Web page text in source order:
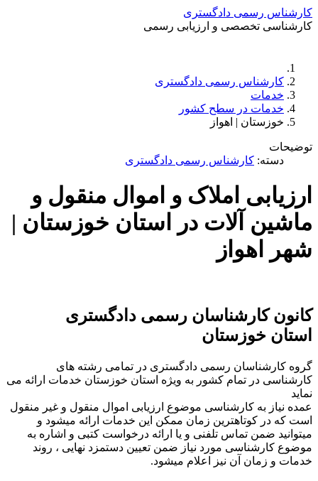
کارشناس رسمی دادگستری
کارشناسی تخصصی و ارزیابی رسمی
کارشناس رسمی دادگستری
خدمات
خدمات در سطح کشور
خوزستان | اهواز
توضیحات
دسته: کارشناس رسمی دادگستری
ارزیابی املاک و اموال منقول و
ماشین آلات در استان خوزستان |
شهر اهواز
کانون کارشناسان رسمی دادگستری
استان خوزستان
گروه کارشناسان رسمی دادگستری در تمامی رشته های
کارشناسی در تمام کشور به ویژه استان خوزستان خدمات ارائه می
نماید
عمده نیاز به کارشناسی موضوع ارزیابی اموال منقول و غیر منقول
است که در کوتاهترین زمان ممکن این خدمات ارائه میشود و
میتوانید ضمن تماس تلفنی و یا ارائه درخواست کتبی و اشاره به
موضوع کارشناسی مورد نیاز ضمن تعیین دستمزد نهایی ، روند
خدمات و زمان آن نیز اعلام میشود.